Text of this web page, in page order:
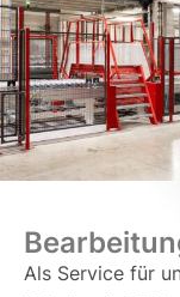
Als Service für